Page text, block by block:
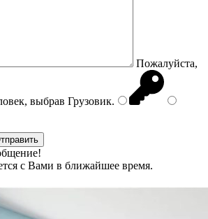
Пожалуйста,
выбрав Грузовик.
с Вами в ближайшее время.